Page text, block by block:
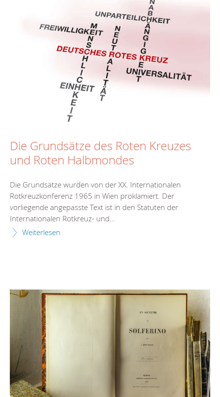
Die Grundsätze des Roten Kreuzes
und Roten Halbmondes
Die Grundsätze wurden von der XX. Internationalen
Rotkreuzkonferenz 1965 in Wien proklamiert. Der
vorliegende angepasste Text ist in den Statuten der
Internationalen Rotkreuz- und...
Weiterlesen